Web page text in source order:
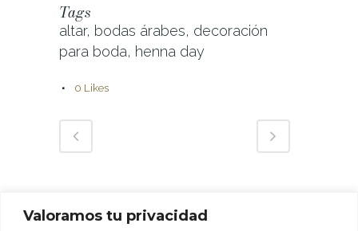
Valoramos tu privacidad
Tags
altar, bodas árabes, decoración
para boda, henna day
0 Likes